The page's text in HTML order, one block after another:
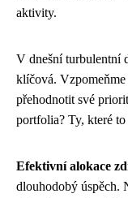
aktivity.
V dnešní turbulentní
klíčová.
přehodnotit své
portfolia? Ty, které
Efektivní alokace
dlouhodobý úspěch.